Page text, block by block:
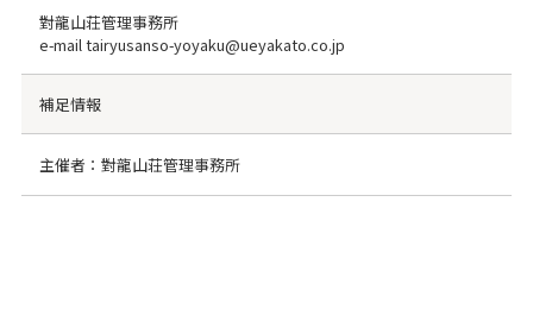
對龍山荘管理事務所
e-mail tairyusanso-yoyaku@ueyakato.co.jp
補足情報
主催者：對龍山荘管理事務所